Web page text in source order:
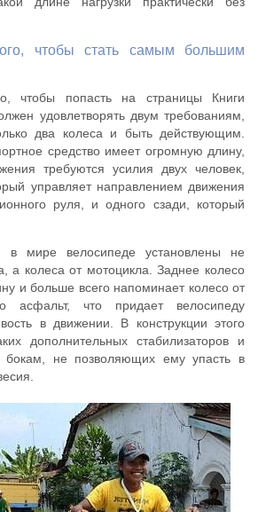
чтобы стать самым большим
чтобы попасть на страницы Книги
удовлетворять двум требованиям,
два колеса и быть действующим.
средство имеет огромную длину,
требуются усилия двух человек,
управляет направлением движения
руля, и одного сзади, который
мире велосипеде установлены не
а колеса от мотоцикла. Заднее колесо
и больше всего напоминает колесо от
асфальт, что придает велосипеду
в движении. В конструкции этого
дополнительных стабилизаторов и
бокам, не позволяющих ему упасть в